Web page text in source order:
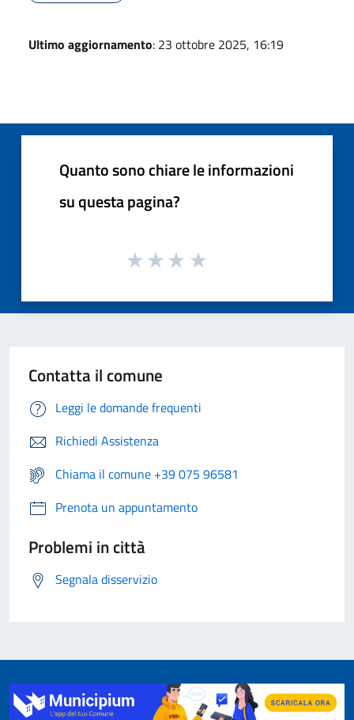
Ultimo aggiornamento: 23 ottobre 2025, 16:19
Quanto sono chiare le informazioni
su questa pagina?
Contatta il comune
Leggi le domande frequenti
Richiedi Assistenza
Chiama il comune +39 075 96581
Prenota un appuntamento
Problemi in città
Segnala disservizio